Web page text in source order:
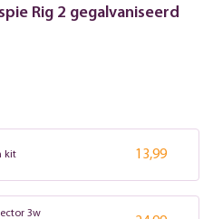
Rig 2 gegalvaniseerd
kit 13,99
3w